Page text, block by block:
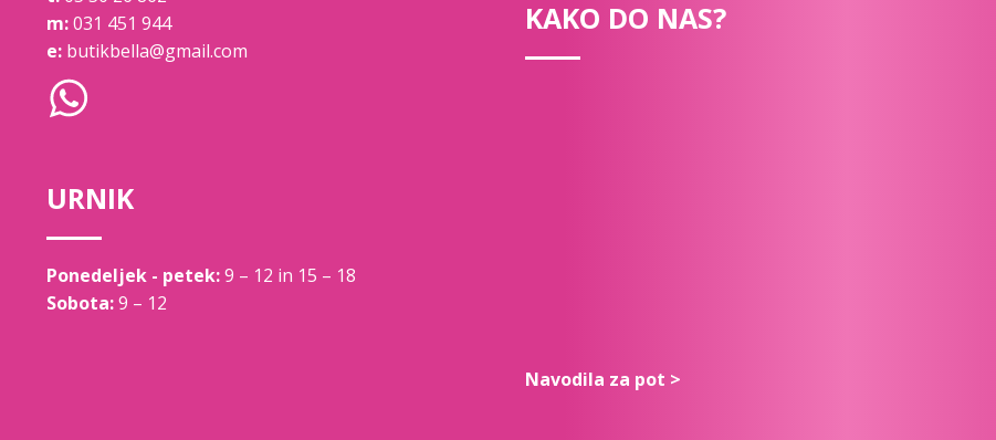
m:031 451 944
e: butikbella@gmail.com
URNIK
Ponedeljek - petek:9 – 12 in 15 – 18
Sobota:9 – 12
KAKO DO NAS?
Navodila za pot >